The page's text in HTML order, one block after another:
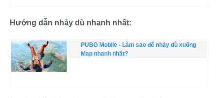
Hướng dẫn nhảy dù nhanh nhất:
PUBG Mobile - Làm sao để nhảy dù xuống
Map nhanh nhất?